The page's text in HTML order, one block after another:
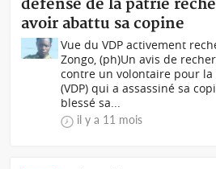
défense de la patrie
avoir abattu sa copine
Vue du VDP activement
Zongo, (ph)Un avis de
contre un volontaire pour
(VDP) qui a assassiné sa
blessé sa...
il y a 11 mois